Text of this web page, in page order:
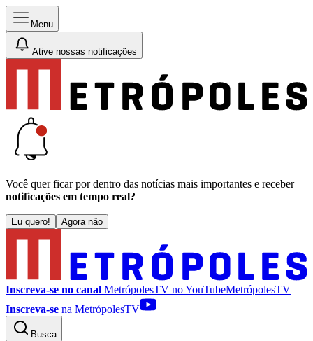
Menu
Ative nossas notificações
Você quer ficar por dentro das notícias mais importantes e receber
notificações em tempo real?
Eu quero! Agora não
Inscreva-se no canal MetrópolesTV noYouTubeMetrópolesTV
Inscreva-se na MetrópolesTV
Busca